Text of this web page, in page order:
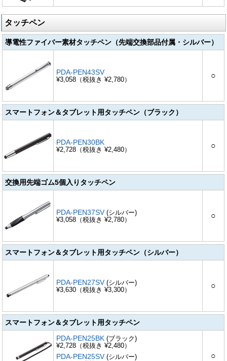
タッチペン
導電性ファイバー素材タッチペン（先端交換部品付属・シルバー）
PDA-PEN43SV
¥3,058（税抜き ¥2,780） ○
スマートフォン＆タブレット用タッチペン（ブラック）
PDA-PEN30BK
¥2,728（税抜き ¥2,480） ○
交換用先端ゴム5個入りタッチペン
PDA-PEN37SV (シルバー)
¥3,058（税抜き ¥2,780）
○
スマートフォン＆タブレット用タッチペン（シルバー）
PDA-PEN27SV (シルバー)
¥3,630（税抜き ¥3,300）
○
スマートフォン＆タブレット用タッチペン
PDA-PEN25BK (ブラック)
¥2,728（税抜き ¥2,480）
PDA-PEN25SV (シルバー)
○